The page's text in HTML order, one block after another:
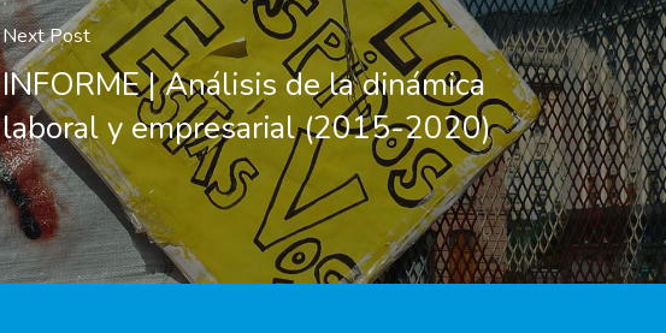
Next Post
INFORME | Análisis de la dinámica
laboral y empresarial (2015-2020)